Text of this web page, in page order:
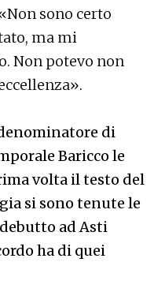
sono certo
ma mi
Non potevo non
di
Baricco le
volta il testo del
si sono tenute le
ad Asti
ha di quei